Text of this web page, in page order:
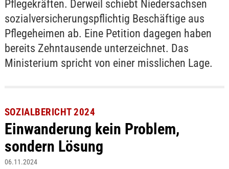
Pflegekräften. Derweil schiebt Niedersachsen
sozialversicherungspflichtig Beschäftige aus
Pflegeheimen ab. Eine Petition dagegen haben
bereits Zehntausende unterzeichnet. Das
Ministerium spricht von einer misslichen Lage.
SOZIALBERICHT 2024
Einwanderung kein Problem,
sondern Lösung
06.11.2024